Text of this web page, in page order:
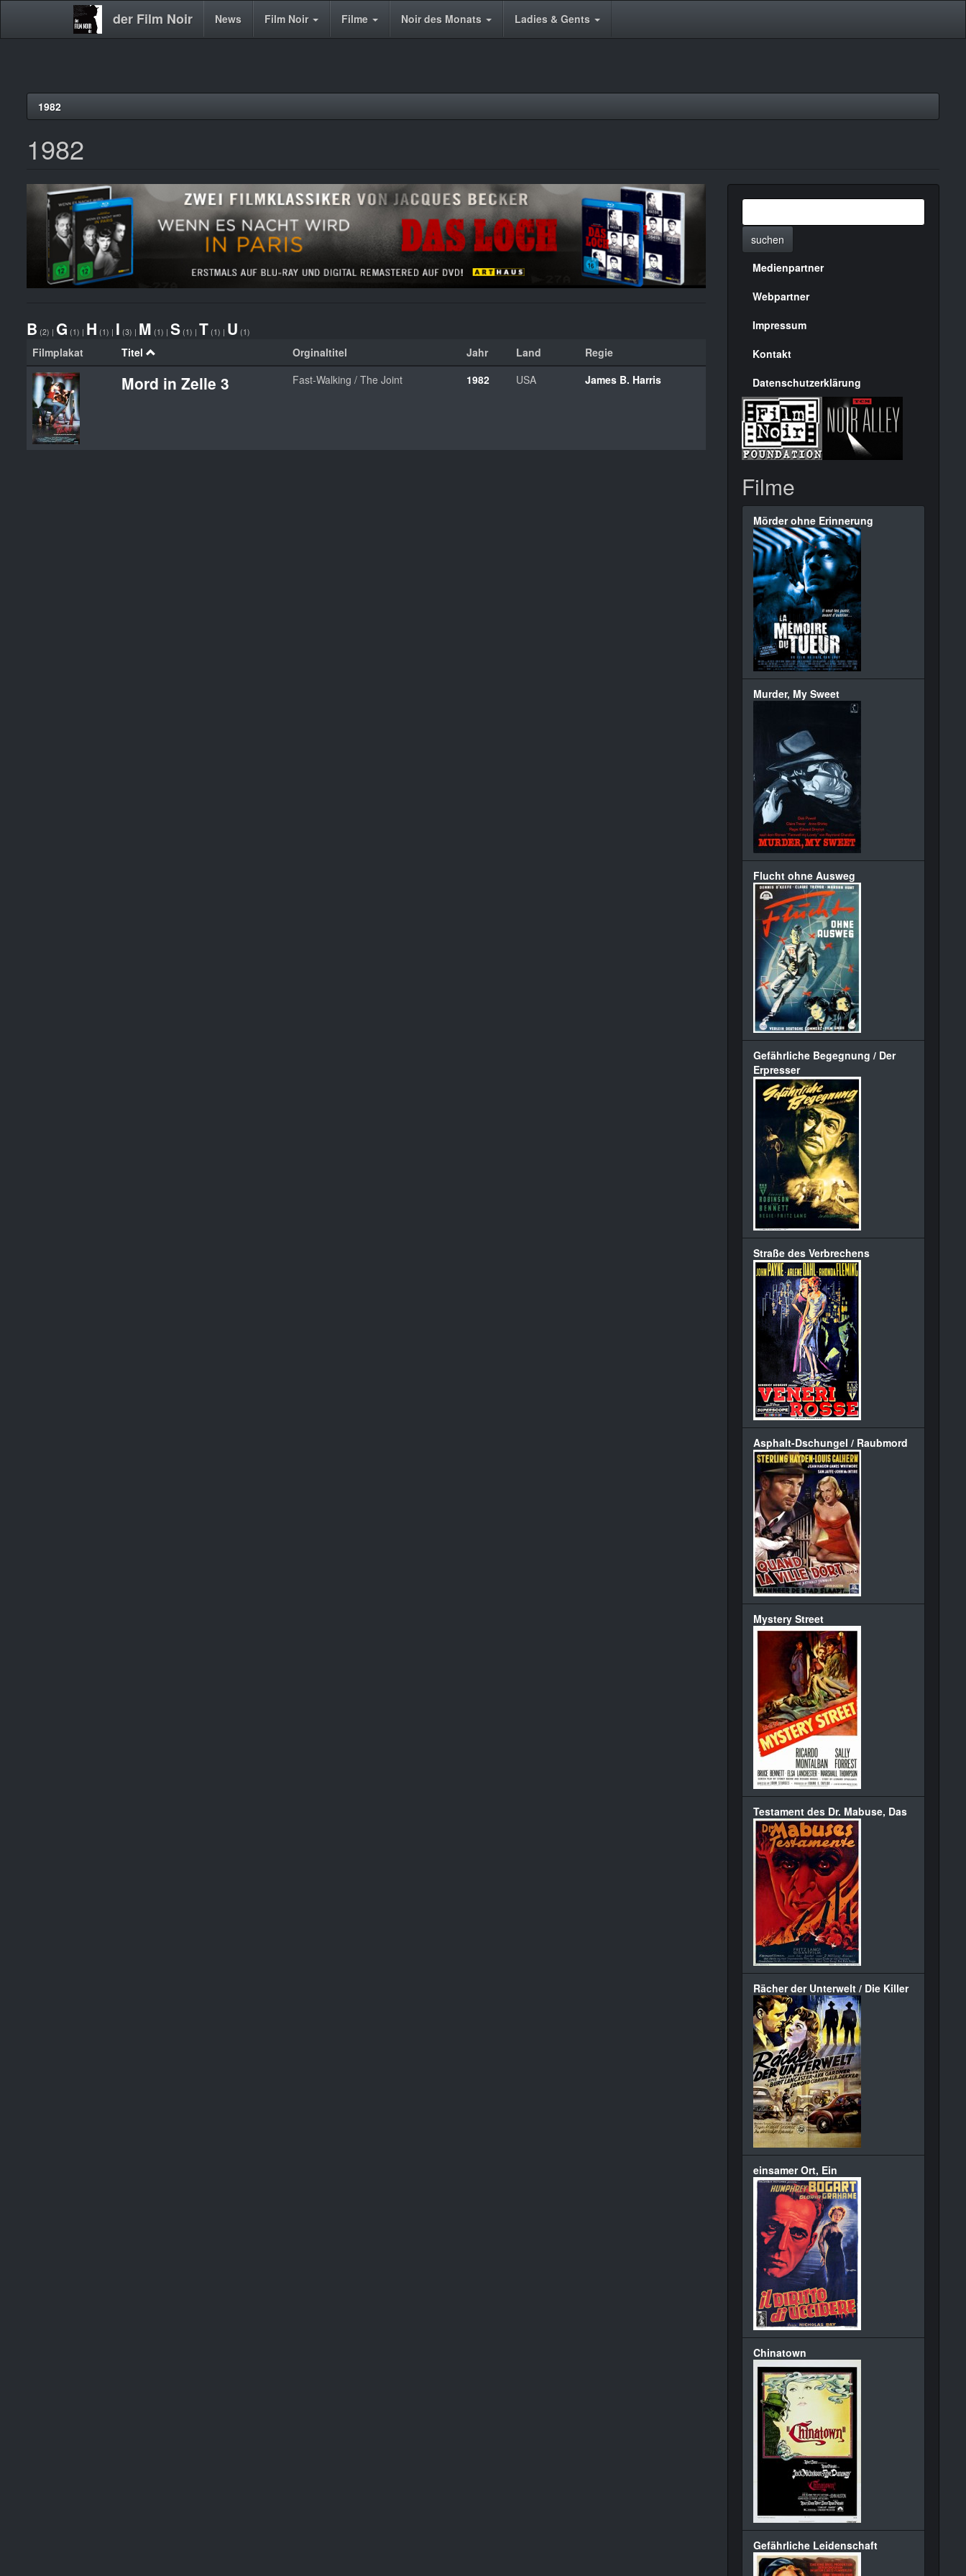
der Film Noir
Main News Film Noir Filme Noir des Monats Ladies & Gents
1982
1982
B (2) | G (1) | H (1) | I (3) | M (1) | S (1) | T (1) | U (1)
Filmplakat Titel Orginaltitel Jahr Land Regie
Mord in Zelle 3 Fast-Walking / The Joint 1982 USA James B. Harris
suchen
Menülinks
rechte
Seite
Medienpartner
Webpartner
Impressum
Kontakt
Datenschutzerklärung
Filme
Mörder ohne Erinnerung
Murder, My Sweet
Flucht ohne Ausweg
Gefährliche Begegnung / Der
Erpresser
Straße des Verbrechens
Asphalt-Dschungel / Raubmord
Mystery Street
Testament des Dr. Mabuse, Das
Rächer der Unterwelt / Die Killer
einsamer Ort, Ein
Chinatown
Gefährliche Leidenschaft